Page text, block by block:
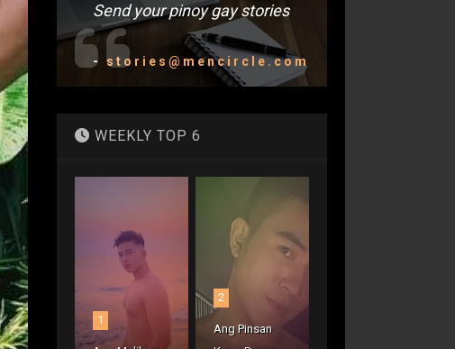
Send your pinoy gay stories
- stories@mencircle.com
WEEKLY TOP 6
1
2
Ang Pinsan